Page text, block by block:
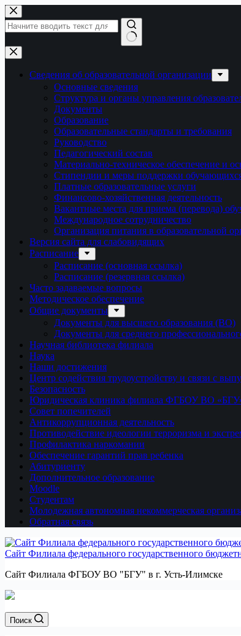
Перейти
к
сути
Ничего
не
найденоСведения об образовательной организации
Основные сведения
Структура и органы управления
Документы
Образование
Образовательные стандарты и требования
Руководство
Педагогический состав
Материально-техническое обеспечение и
Стипендии и меры поддержки
Платные образовательные услуги
Финансово-хозяйственная деятельность
Вакантные места для приема (перевода)
Международное сотрудничество
Организация питания в образовательной
Версия сайта для слабовидящих
Расписание
Расписание (основная ссылка)
Расписание (резервная ссылка)
Часто задаваемые вопросы
Методическое обеспечение
Общие документы
Документы для высшего образования (ВО)
Документы для среднего
Научная библиотека филиала
Наука
Наши достижения
Центр содействия трудоустройству и связи с
Безопасность
Юридическая клиника филиала ФГБОУ ВО
Совет попечителей
Антикоррупционная деятельность
Противодействие идеологии терроризма и
Профилактика наркомании
Обеспечение гарантий прав ребенка
Абитуриенту
Дополнительное образование
Moodle
Студентам
Молодежная автономная некоммерческая
Обратная связь
Сайт Филиала федерального государственного
Сайт Филиала ФГБОУ ВО "БГУ" в г. Усть-Илимске
Поиск